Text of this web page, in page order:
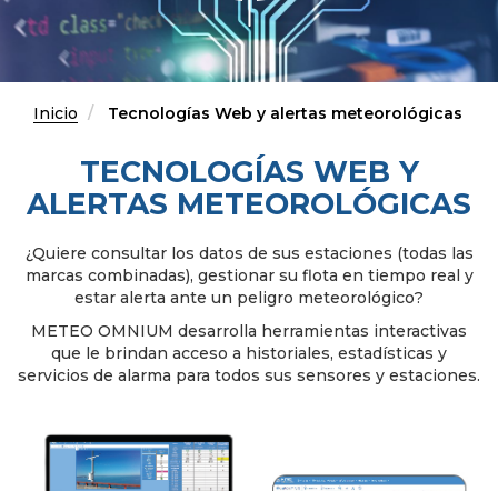
Inicio Tecnologías Web y alertas meteorológicas
TECNOLOGÍAS WEB Y
ALERTAS METEOROLÓGICAS
¿Quiere consultar los datos de sus estaciones (todas las
marcas combinadas), gestionar su flota en tiempo real y
estar alerta ante un peligro meteorológico?
METEO OMNIUM desarrolla herramientas interactivas
que le brindan acceso a historiales, estadísticas y
servicios de alarma para todos sus sensores y estaciones.